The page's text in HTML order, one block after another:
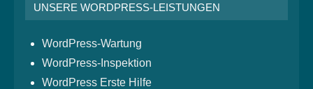
UNSERE WORDPRESS-LEISTUNGEN
WordPress-Wartung
WordPress-Inspektion
WordPress Erste Hilfe